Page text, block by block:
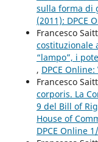
sulla forma di
(2011): DPCE
Francesco
costituzionale
“lampo”, i
, DPCE
Francesco
corporis. La
9 del Bill of
House of
DPCE Online